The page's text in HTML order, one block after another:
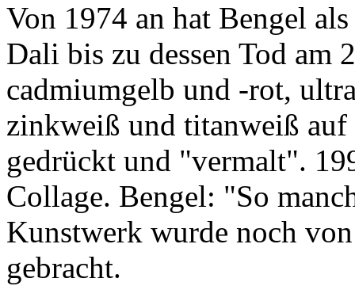
Von 1974 an hat Bengel
Dali bis zu dessen Tod am
cadmiumgelb und -rot,
zinkweiß und titanweiß
gedrückt und "vermalt".
Collage. Bengel: "So
Kunstwerk wurde noch
gebracht.